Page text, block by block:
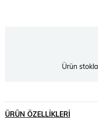
Ürün
ÜRÜN ÖZELLIKLERI